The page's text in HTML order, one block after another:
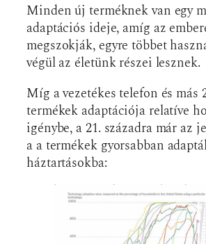
Minden új terméknek van egy
adaptációs ideje, amíg az
megszokják, egyre többet
végül az életünk részei lesznek.
Míg a vezetékes telefon és más
termékek adaptációja relatíve
igénybe, a 21. századra már az
a a termékek gyorsabban
háztartásokba: